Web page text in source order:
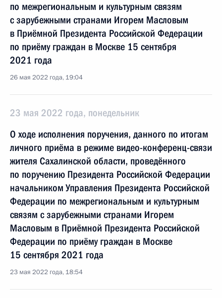
по межрегиональным и культурным связям
с зарубежными странами Игорем Масловым
в Приёмной Президента Российской Федерации
по приёму граждан в Москве 15 сентября
2021 года
26 мая 2022 года, 19:04
23 мая 2022 года, понедельник
О ходе исполнения поручения, данного по итогам
личного приёма в режиме видео-конференц-связи
жителя Сахалинской области, проведённого
по поручению Президента Российской Федерации
начальником Управления Президента Российской
Федерации по межрегиональным и культурным
связям с зарубежными странами Игорем
Масловым в Приёмной Президента Российской
Федерации по приёму граждан в Москве
15 сентября 2021 года
23 мая 2022 года, 18:54